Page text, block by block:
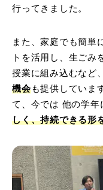
行ってきました。
また、家庭でも簡単
トを活用し、生ごみ
授業に組み込むなど、
機会も提供していま
て、今では 他の学年
しく、持続できる形